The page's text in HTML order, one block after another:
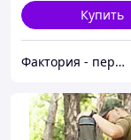
Купить
Фактория - персональная техника